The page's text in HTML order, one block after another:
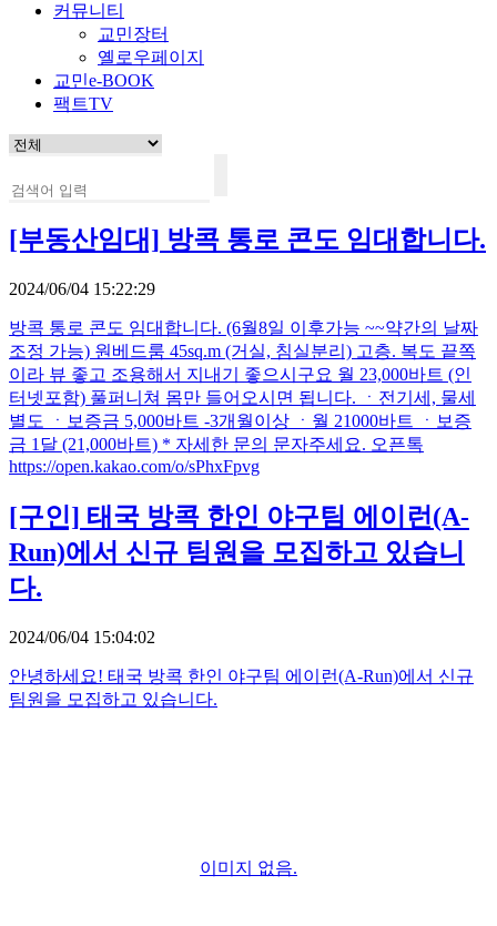
커뮤니티
교민장터
옐로우페이지
교민e-BOOK
팩트TV
[부동산임대] 방콕 통로 콘도 임대합니다.
2024/06/04 15:22:29
방콕 통로 콘도 임대합니다. (6월8일 이후가능 ~~약간의 날짜
조정 가능) 원베드룸 45sq.m (거실, 침실분리) 고층. 복도 끝쪽
이라 뷰 좋고 조용해서 지내기 좋으시구요 월 23,000바트 (인
터넷포함) 풀퍼니쳐 몸만 들어오시면 됩니다. ㆍ전기세, 물세
별도 ㆍ보증금 5,000바트 -3개월이상 ㆍ월 21000바트 ㆍ보증
금 1달 (21,000바트) * 자세한 문의 문자주세요. 오픈톡
https://open.kakao.com/o/sPhxFpvg
[구인] 태국 방콕 한인 야구팀 에이런(A-
Run)에서 신규 팀원을 모집하고 있습니
다.
2024/06/04 15:04:02
안녕하세요! 태국 방콕 한인 야구팀 에이런(A-Run)에서 신규
팀원을 모집하고 있습니다.
이미지 없음.